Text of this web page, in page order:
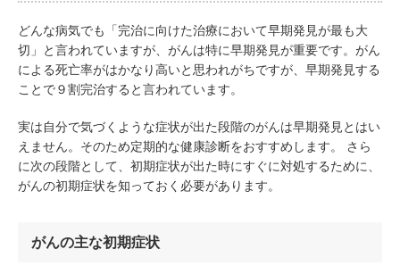
どんな病気でも「完治に向けた治療において早期発見が最も大
切」と言われていますが、がんは特に早期発見が重要です。がん
による死亡率がはかなり高いと思われがちですが、早期発見する
ことで９割完治すると言われています。
実は自分で気づくような症状が出た段階のがんは早期発見とはい
えません。そのため定期的な健康診断をおすすめします。 さら
に次の段階として、初期症状が出た時にすぐに対処するために、
がんの初期症状を知っておく必要があります。
がんの主な初期症状